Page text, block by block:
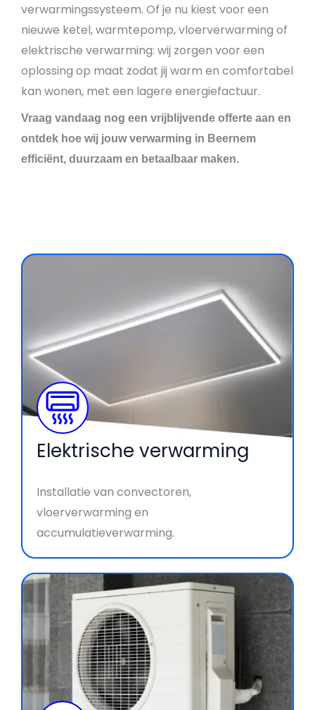
verwarmingssysteem. Of je nu kiest voor een
nieuwe ketel, warmtepomp, vloerverwarming of
elektrische verwarming: wij zorgen voor een
oplossing op maat zodat jij warm en comfortabel
kan wonen, met een lagere energiefactuur.
Vraag vandaag nog een vrijblijvende offerte aan en
ontdek hoe wij jouw verwarming in Beernem
efficiënt, duurzaam en betaalbaar maken.
Elektrische verwarming
Installatie van convectoren,
vloerverwarming en
accumulatieverwarming.